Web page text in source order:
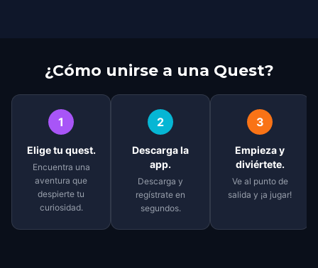
¿Cómo unirse a una Quest?
1
Elige tu quest.
Encuentra una
aventura que
despierte tu
curiosidad.
2
Descarga la
app.
Descarga y
regístrate en
segundos.
3
Empieza y
diviértete.
Ve al punto de
salida y ¡a jugar!